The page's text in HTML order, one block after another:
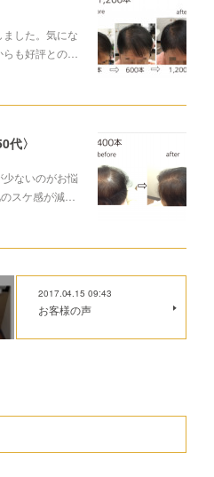
した。気にな
も好評との…
代〉
ないのがお悩
スケ感が減…
2017.04.15 09:43
お客様の声